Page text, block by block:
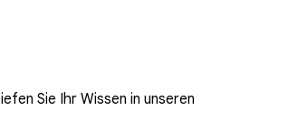
Sie Ihr Wissen in unseren